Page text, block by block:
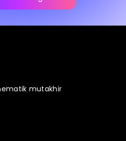
mutakhir